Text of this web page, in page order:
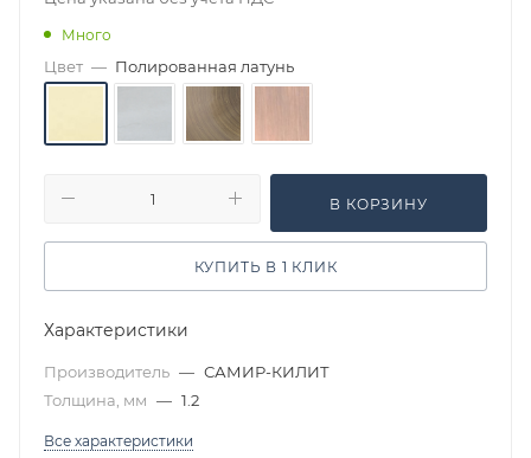
Много
Цвет — Полированная латунь
В КОРЗИНУ
КУПИТЬ В 1 КЛИК
Характеристики
Производитель — САМИР-КИЛИТ
Толщина, мм — 1.2
Все характеристики